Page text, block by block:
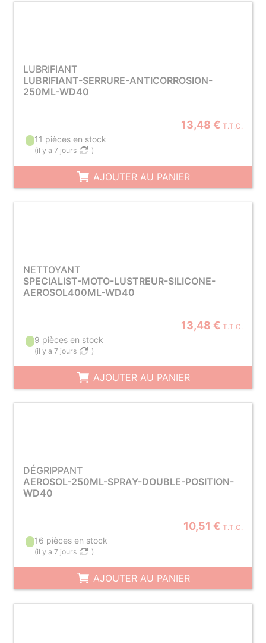
LUBRIFIANT
LUBRIFIANT-SERRURE-ANTICORROSION-
250ML-WD40
13,48 € T.T.C.
11 pièces en stock
(il y a 7 jours )
AJOUTER AU PANIER
NETTOYANT
SPECIALIST-MOTO-LUSTREUR-SILICONE-
AEROSOL400ML-WD40
13,48 € T.T.C.
9 pièces en stock
(il y a 7 jours )
AJOUTER AU PANIER
DÉGRIPPANT
AEROSOL-250ML-SPRAY-DOUBLE-POSITION-
WD40
10,51 € T.T.C.
16 pièces en stock
(il y a 7 jours )
AJOUTER AU PANIER